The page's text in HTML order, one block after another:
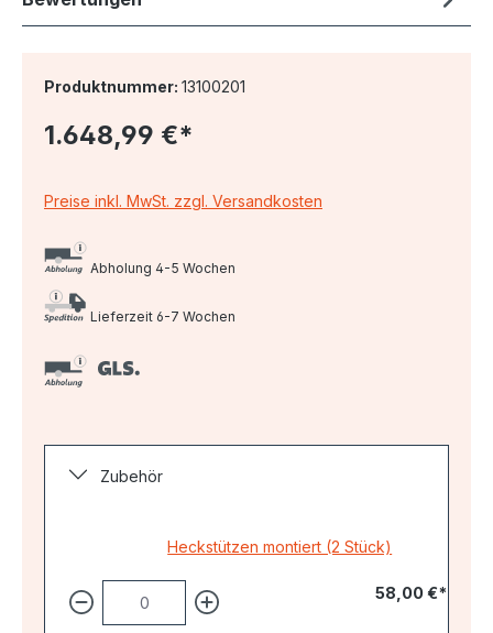
Produktnummer: 13100201
1.648,99 €*
Preise inkl. MwSt. zzgl. Versandkosten
Abholung 4-5 Wochen
Lieferzeit 6-7 Wochen
Zubehör
Heckstützen montiert (2 Stück)
58,00 €*